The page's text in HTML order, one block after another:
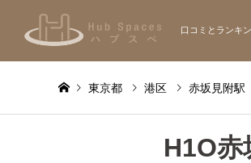
口コミとランキ
東京都 港区 赤坂見附駅
H1O赤